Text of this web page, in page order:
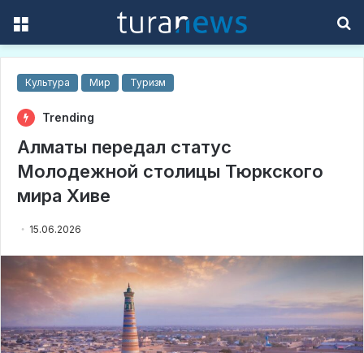
Культура Мир Туризм
Trending
Алматы передал статус
Молодежной столицы Тюркского
мира Хиве
15.06.2026